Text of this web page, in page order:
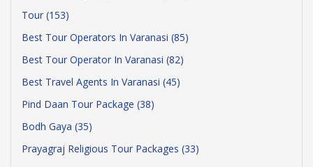
Tour (153)
Best Tour Operators In Varanasi (85)
Best Tour Operator In Varanasi (82)
Best Travel Agents In Varanasi (45)
Pind Daan Tour Package (38)
Bodh Gaya (35)
Prayagraj Religious Tour Packages (33)